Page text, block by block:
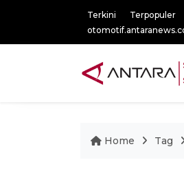
Terkini Terpopuler
Home Tag